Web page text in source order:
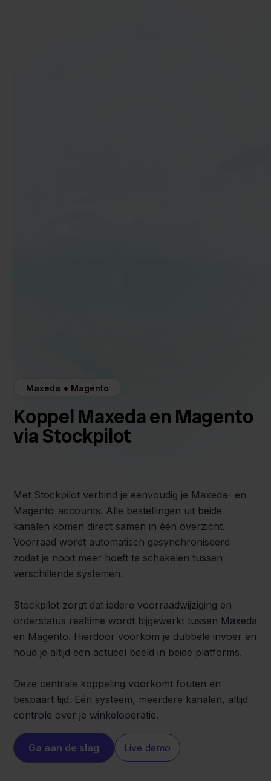
Maxeda + Magento
Koppel Maxeda en Magento
via Stockpilot
Met Stockpilot verbind je eenvoudig je Maxeda- en
Magento-accounts. Alle bestellingen uit beide
kanalen komen direct samen in één overzicht.
Voorraad wordt automatisch gesynchroniseerd
zodat je nooit meer hoeft te schakelen tussen
verschillende systemen.
Stockpilot zorgt dat iedere voorraadwijziging en
orderstatus realtime wordt bijgewerkt tussen Maxeda
en Magento. Hierdoor voorkom je dubbele invoer en
houd je altijd een actueel beeld in beide platforms.
Deze centrale koppeling voorkomt fouten en
bespaart tijd. Eén systeem, meerdere kanalen, altijd
controle over je winkeloperatie.
Ga aan de slag Live demo